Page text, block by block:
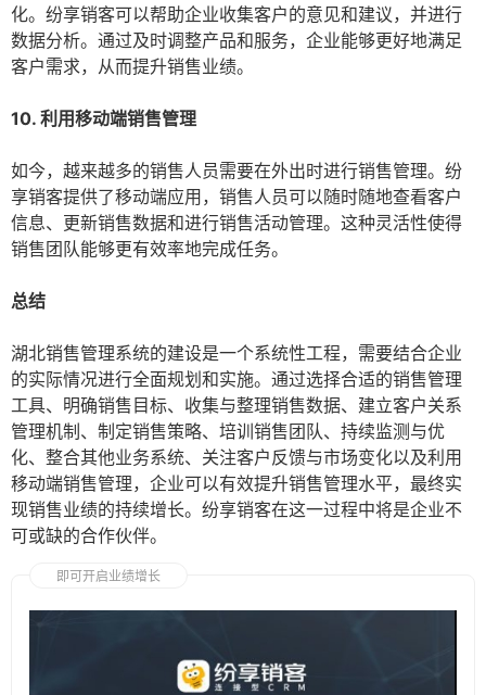
化。纷享销客可以帮助企业收集客户的意见和建议，并进行
数据分析。通过及时调整产品和服务，企业能够更好地满足
客户需求，从而提升销售业绩。
10. 利用移动端销售管理
如今，越来越多的销售人员需要在外出时进行销售管理。纷
享销客提供了移动端应用，销售人员可以随时随地查看客户
信息、更新销售数据和进行销售活动管理。这种灵活性使得
销售团队能够更有效率地完成任务。
总结
湖北销售管理系统的建设是一个系统性工程，需要结合企业
的实际情况进行全面规划和实施。通过选择合适的销售管理
工具、明确销售目标、收集与整理销售数据、建立客户关系
管理机制、制定销售策略、培训销售团队、持续监测与优
化、整合其他业务系统、关注客户反馈与市场变化以及利用
移动端销售管理，企业可以有效提升销售管理水平，最终实
现销售业绩的持续增长。纷享销客在这一过程中将是企业不
可或缺的合作伙伴。
即可开启业绩增长